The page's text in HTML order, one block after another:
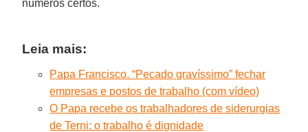
números certos.
Leia mais:
Papa Francisco. “Pecado gravíssimo” fechar
empresas e postos de trabalho (com vídeo)
O Papa recebe os trabalhadores de siderurgias
de Terni: o trabalho é dignidade